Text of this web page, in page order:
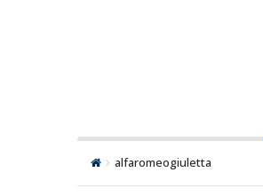
alfaromeogiuletta